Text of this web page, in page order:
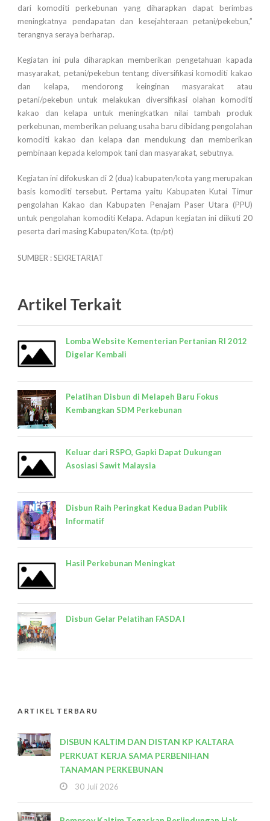
dari komoditi perkebunan yang diharapkan dapat berimbas
meningkatnya pendapatan dan kesejahteraan petani/pekebun,”
terangnya seraya berharap.
Kegiatan ini pula diharapkan memberikan pengetahuan kapada
masyarakat, petani/pekebun tentang diversifikasi komoditi kakao
dan kelapa, mendorong keinginan masyarakat atau
petani/pekebun untuk melakukan diversifikasi olahan komoditi
kakao dan kelapa untuk meningkatkan nilai tambah produk
perkebunan, memberikan peluang usaha baru dibidang pengolahan
komoditi kakao dan kelapa dan mendukung dan memberikan
pembinaan kepada kelompok tani dan masyarakat, sebutnya.
Kegiatan ini difokuskan di 2 (dua) kabupaten/kota yang merupakan
basis komoditi tersebut. Pertama yaitu Kabupaten Kutai Timur
pengolahan Kakao dan Kabupaten Penajam Paser Utara (PPU)
untuk pengolahan komoditi Kelapa. Adapun kegiatan ini diikuti 20
peserta dari masing Kabupaten/Kota. (tp/pt)
SUMBER : SEKRETARIAT
Artikel Terkait
Lomba Website Kementerian Pertanian RI 2012
Digelar Kembali
Pelatihan Disbun di Melapeh Baru Fokus
Kembangkan SDM Perkebunan
Keluar dari RSPO, Gapki Dapat Dukungan
Asosiasi Sawit Malaysia
Disbun Raih Peringkat Kedua Badan Publik
Informatif
Hasil Perkebunan Meningkat
Disbun Gelar Pelatihan FASDA I
ARTIKEL TERBARU
DISBUN KALTIM DAN DISTAN KP KALTARA
PERKUAT KERJA SAMA PERBENIHAN
TANAMAN PERKEBUNAN
30 Juli 2026